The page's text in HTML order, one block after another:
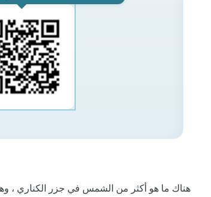
هناك ما هو أكثر من الشمس في جزر الكناري ،